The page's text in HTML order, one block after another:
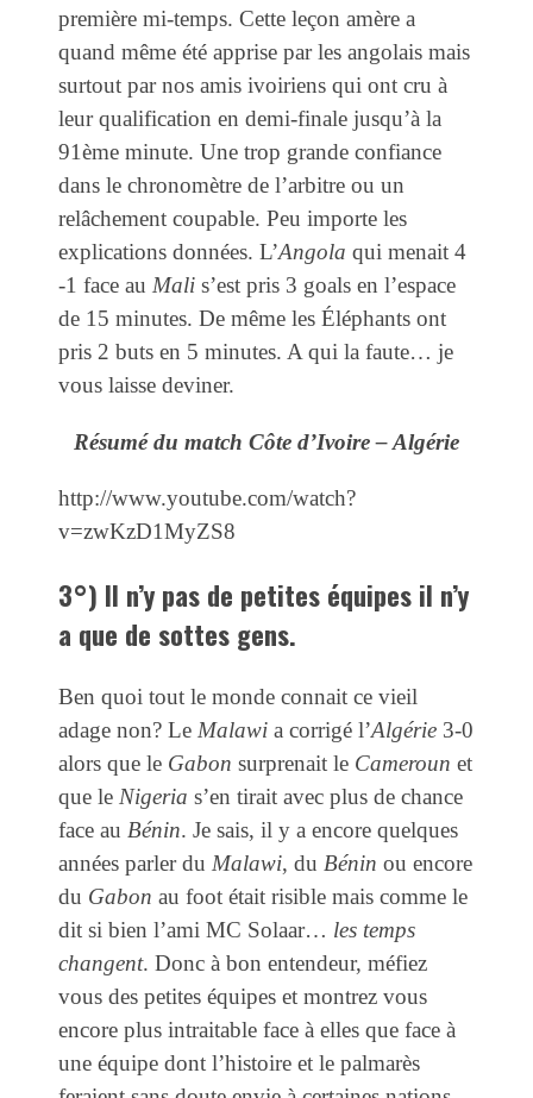
première mi-temps. Cette leçon amère a
quand même été apprise par les angolais mais
surtout par nos amis ivoiriens qui ont cru à
leur qualification en demi-finale jusqu’à la
91ème minute. Une trop grande confiance
dans le chronomètre de l’arbitre ou un
relâchement coupable. Peu importe les
explications données. L’Angola qui menait 4
-1 face au Mali s’est pris 3 goals en l’espace
de 15 minutes. De même les Éléphants ont
pris 2 buts en 5 minutes. A qui la faute… je
vous laisse deviner.
Résumé du match Côte d’Ivoire – Algérie
http://www.youtube.com/watch?
v=zwKzD1MyZS8
3°) Il n’y pas de petites équipes il n’y
a que de sottes gens.
Ben quoi tout le monde connait ce vieil
adage non? Le Malawi a corrigé l’Algérie 3-0
alors que le Gabon surprenait le Cameroun et
que le Nigeria s’en tirait avec plus de chance
face au Bénin. Je sais, il y a encore quelques
années parler du Malawi, du Bénin ou encore
du Gabon au foot était risible mais comme le
dit si bien l’ami MC Solaar… les temps
changent. Donc à bon entendeur, méfiez
vous des petites équipes et montrez vous
encore plus intraitable face à elles que face à
une équipe dont l’histoire et le palmarès